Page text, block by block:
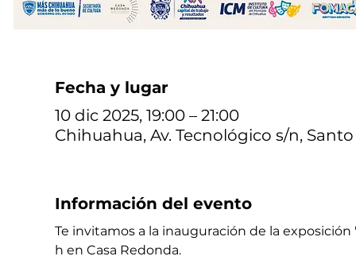
Fecha y lugar
10 dic 2025, 19:00 – 21:00
Chihuahua, Av. Tecnológico s/n,
Información del evento
Te invitamos a la inauguración de la
h en Casa Redonda.